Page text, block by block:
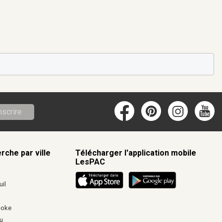
par ville
Télécharger l'application mobile
LesPAC